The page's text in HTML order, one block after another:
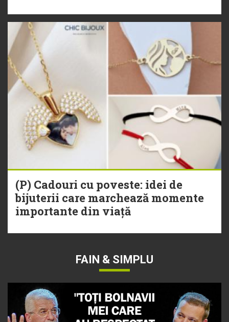
(P) Cadouri cu poveste: idei de
bijuterii care marchează momente
importante din viață
FAIN & SIMPLU